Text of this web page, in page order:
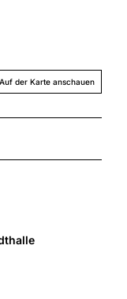
Auf der Karte anschauen